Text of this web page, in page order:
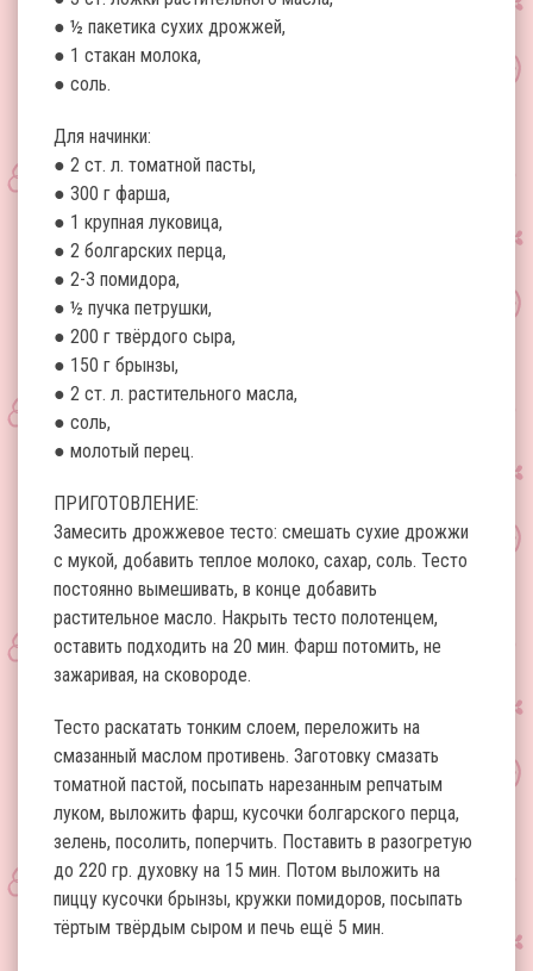
● ½ пакетика сухих дрожжей,
● 1 стакан молока,
● соль.
Для начинки:
● 2 ст. л. томатной пасты,
● 300 г фарша,
● 1 крупная луковица,
● 2 болгарских перца,
● 2-3 помидора,
● ½ пучка петрушки,
● 200 г твёрдого сыра,
● 150 г брынзы,
● 2 ст. л. растительного масла,
● соль,
● молотый перец.
ПРИГОТОВЛЕНИЕ:
Замесить дрожжевое тесто: смешать сухие дрожжи
с мукой, добавить теплое молоко, сахар, соль. Тесто
постоянно вымешивать, в конце добавить
растительное масло. Накрыть тесто полотенцем,
оставить подходить на 20 мин. Фарш потомить, не
зажаривая, на сковороде.
Тесто раскатать тонким слоем, переложить на
смазанный маслом противень. Заготовку смазать
томатной пастой, посыпать нарезанным репчатым
луком, выложить фарш, кусочки болгарского перца,
зелень, посолить, поперчить. Поставить в разогретую
до 220 гр. духовку на 15 мин. Потом выложить на
пиццу кусочки брынзы, кружки помидоров, посыпать
тёртым твёрдым сыром и печь ещё 5 мин.